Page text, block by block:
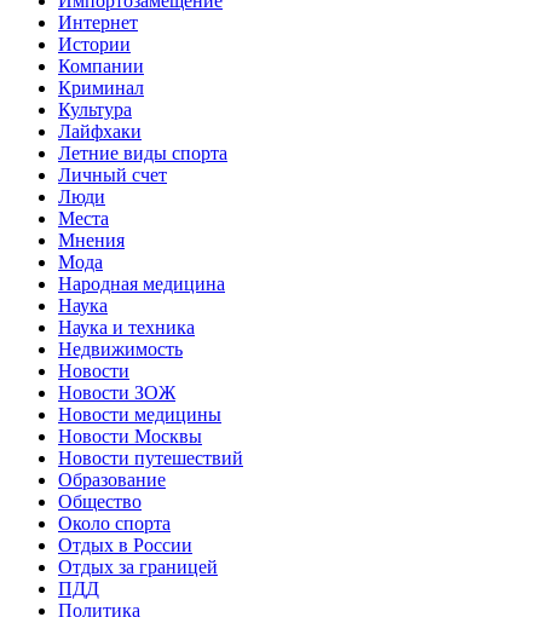
Интернет
Истории
Компании
Криминал
Культура
Лайфхаки
Летние виды спорта
Личный счет
Люди
Места
Мнения
Мода
Народная медицина
Наука
Наука и техника
Недвижимость
Новости
Новости ЗОЖ
Новости медицины
Новости Москвы
Новости путешествий
Образование
Общество
Около спорта
Отдых в России
Отдых за границей
ПДД
Политика